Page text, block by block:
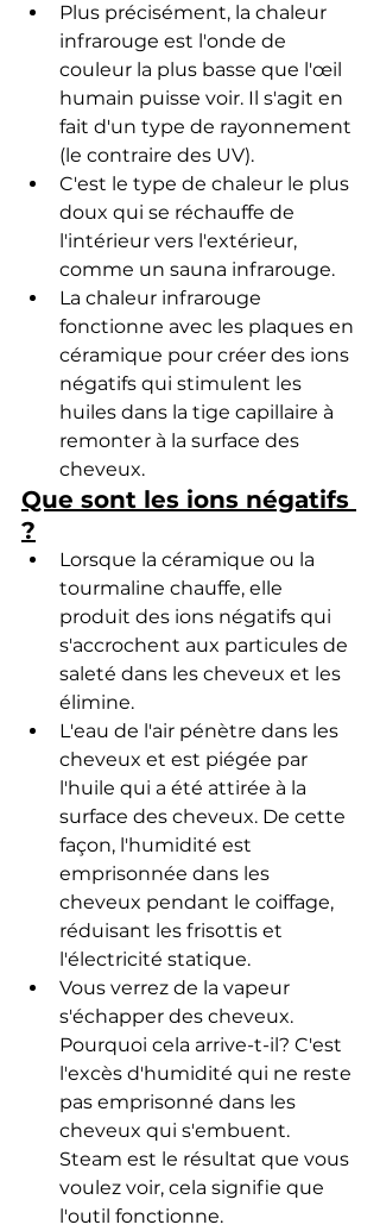
Plus précisément, la chaleur
infrarouge est l'onde de
couleur la plus basse que l'œil
humain puisse voir. Il s'agit en
fait d'un type de rayonnement
(le contraire des UV).
C'est le type de chaleur le plus
doux qui se réchauffe de
l'intérieur vers l'extérieur,
comme un sauna infrarouge.
La chaleur infrarouge
fonctionne avec les plaques en
céramique pour créer des ions
négatifs qui stimulent les
huiles dans la tige capillaire à
remonter à la surface des
cheveux.
Que sont les ions négatifs
?
Lorsque la céramique ou la
tourmaline chauffe, elle
produit des ions négatifs qui
s'accrochent aux particules de
saleté dans les cheveux et les
élimine.
L'eau de l'air pénètre dans les
cheveux et est piégée par
l'huile qui a été attirée à la
surface des cheveux. De cette
façon, l'humidité est
emprisonnée dans les
cheveux pendant le coiffage,
réduisant les frisottis et
l'électricité statique.
Vous verrez de la vapeur
s'échapper des cheveux.
Pourquoi cela arrive-t-il? C'est
l'excès d'humidité qui ne reste
pas emprisonné dans les
cheveux qui s'embuent.
Steam est le résultat que vous
voulez voir, cela signifie que
l'outil fonctionne.